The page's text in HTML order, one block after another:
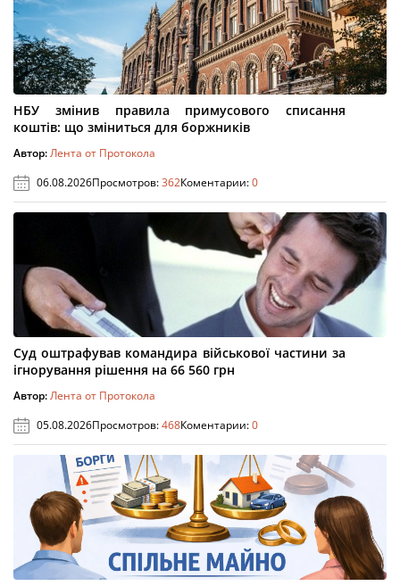
НБУ змінив правила примусового списання
коштів: що зміниться для боржників
Автор:Лента от Протокола
06.08.2026Просмотров:362Коментарии:0
Суд оштрафував командира військової частини за
ігнорування рішення на 66 560 грн
Автор:Лента от Протокола
05.08.2026Просмотров:468Коментарии:0